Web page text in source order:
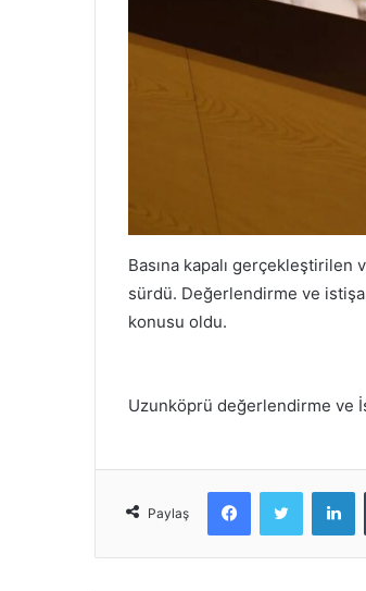
Basına kapalı gerçekleştirilen
sürdü. Değerlendirme ve
konusu oldu.
Uzunköprü değerlendirme ve
Paylaş
FacebookTwitter